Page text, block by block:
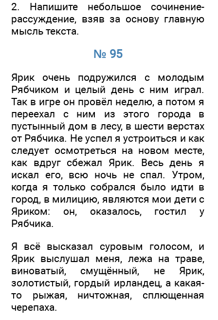
2. Напишите небольшое сочинение-
рассуждение, взяв за основу главную
мысль текста.
№ 95
Ярик очень подружился с молодым
Рябчиком и целый день с ним играл.
Так в игре он провёл неделю, а потом я
переехал с ним из этого города в
пустынный дом в лесу, в шести верстах
от Рябчика. Не успел я устроиться и как
следует осмотреться на новом месте,
как вдруг сбежал Ярик. Весь день я
искал его, всю ночь не спал. Утром,
когда я только собрался было идти в
город, в милицию, являются мои дети с
Яриком: он, оказалось, гостил у
Рябчика.
Я всё высказал суровым голосом, и
Ярик выслушал меня, лежа на траве,
виноватый, смущённый, не Ярик,
золотистый, гордый ирландец, а какая-
то рыжая, ничтожная, сплющенная
черепаха.